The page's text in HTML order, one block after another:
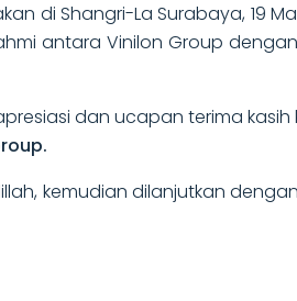
di Shangri-La Surabaya, 19
antara Vinilon Group
dan ucapan terima
kemudian dilanjutkan